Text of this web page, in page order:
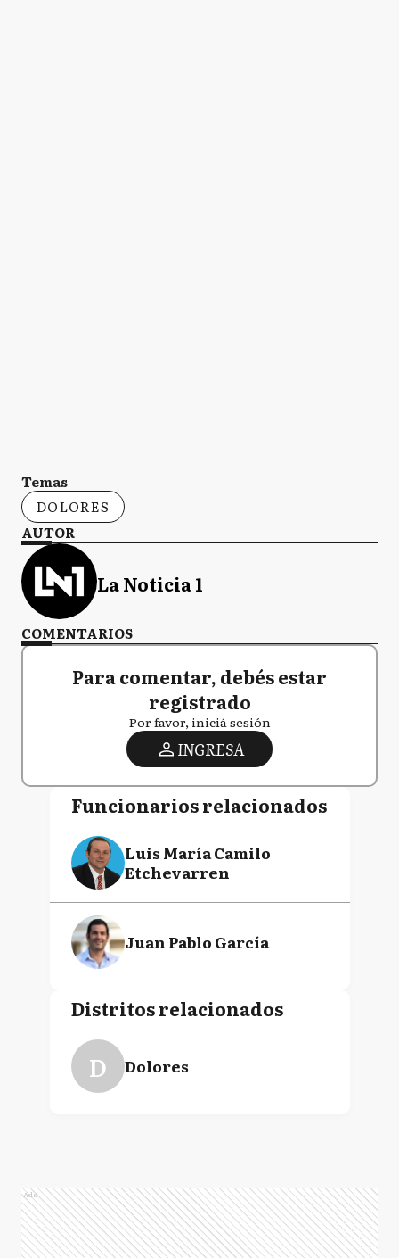
Temas
DOLORES
AUTOR
La Noticia 1
COMENTARIOS
Para comentar, debés estar
registrado
Por favor, iniciá sesión
INGRESA
Funcionarios relacionados
Luis María Camilo
Etchevarren
Juan Pablo García
Distritos relacionados
D Dolores
Ads